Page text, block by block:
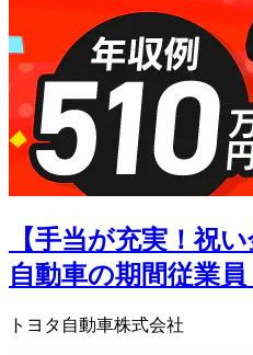
【手当が充実！祝
自動車の期間従業
トヨタ自動車株式会社